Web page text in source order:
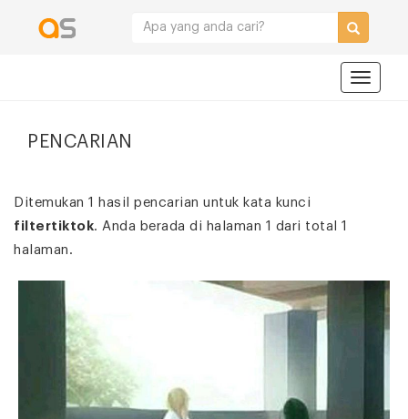
PENCARIAN
Ditemukan 1 hasil pencarian untuk kata kunci
filtertiktok. Anda berada di halaman 1 dari total 1
halaman.